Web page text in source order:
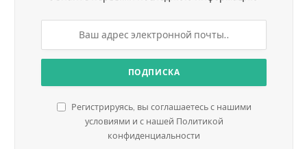
Регистрируясь, вы соглашаетесь с нашими
условиями и с нашей Политикой
конфиденциальности